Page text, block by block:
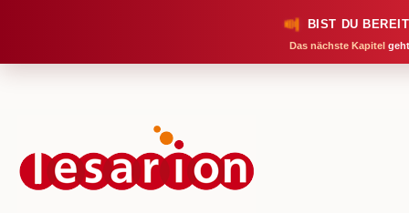
BIST DU
Das nächste Kapitel